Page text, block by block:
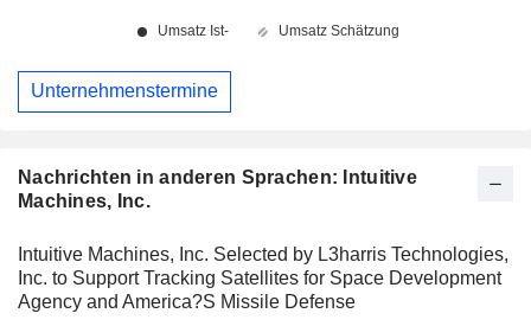
Nachrichten in anderen Sprachen: Intuitive
Machines, Inc.
Intuitive Machines, Inc. Selected by L3harris Technologies,
Inc. to Support Tracking Satellites for Space Development
Agency and America?S Missile Defense
Unternehmenstermine